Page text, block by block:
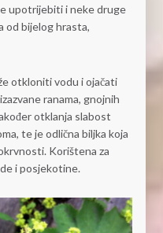
upotrijebiti i neke druge
od bijelog hrasta,
otkloniti vodu i ojačati
ranama, gnojnih
otklanja slabost
te je odlična biljka koja
Korištena za
i posjekotine.